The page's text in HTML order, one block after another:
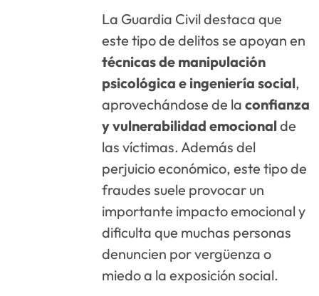
La Guardia Civil destaca que
este tipo de delitos se apoyan en
técnicas de manipulación
psicológica e ingeniería social,
aprovechándose de laconfianza
y vulnerabilidad emocionalde
las víctimas. Además del
perjuicio económico, este tipo de
fraudes suele provocar un
importante impacto emocional y
dificulta que muchas personas
denuncien por vergüenza o
miedo a la exposición social.